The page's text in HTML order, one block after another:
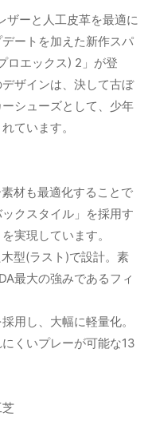
ーと人工皮革を最適に
ートを加えた新作スパ
ロエックス) 2」が登
ザインは、決して古ぼ
シューズとして、少年
ています。
材も最適化することで
クスタイル」を採用す
実現しています。
型(ラスト)で設計。素
最大の強みであるフィ
用し、大幅に軽量化。
くいプレーが可能な13
芝